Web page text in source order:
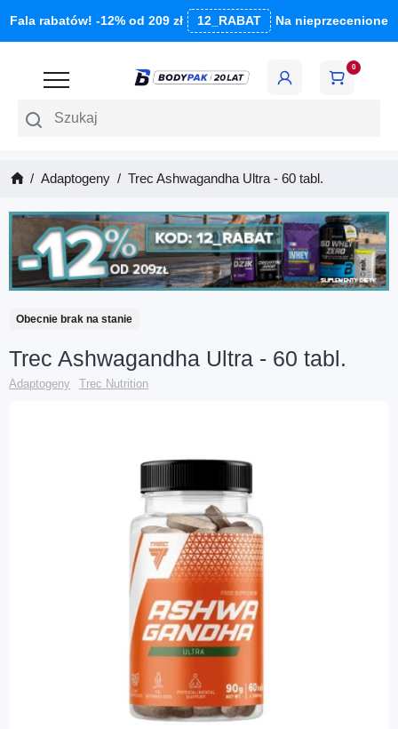
Fala rabatów! -12% od 209 zł 12_RABAT Na nieprzecenione
Szukaj
0
Adaptogeny Trec Ashwagandha Ultra - 60 tabl.
Obecnie brak na stanie
Trec Ashwagandha Ultra - 60 tabl.
Adaptogeny Trec Nutrition